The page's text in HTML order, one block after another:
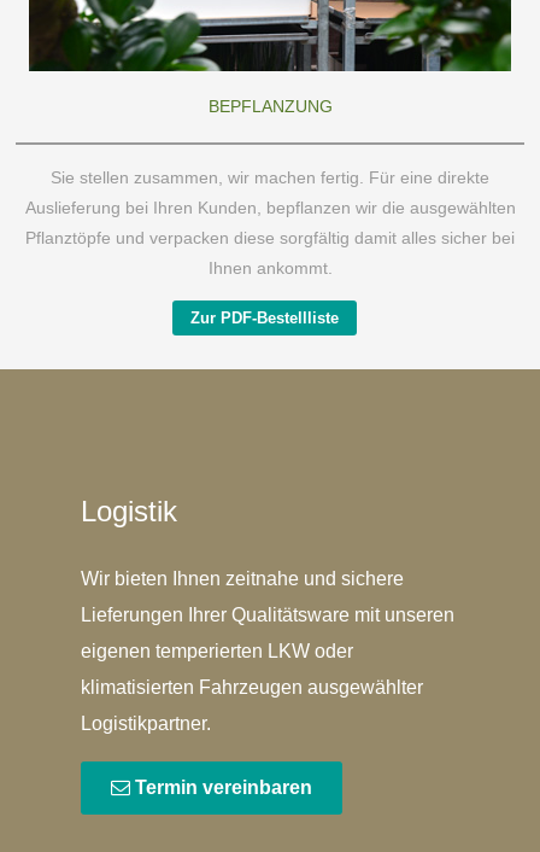
BEPFLANZUNG
Sie stellen zusammen, wir machen fertig. Für eine direkte
Auslieferung bei Ihren Kunden, bepflanzen wir die ausgewählten
Pflanztöpfe und verpacken diese sorgfältig damit alles sicher bei
Ihnen ankommt.
Zur PDF-Bestellliste
Logistik
Wir bieten Ihnen zeitnahe und sichere
Lieferungen Ihrer Qualitätsware mit unseren
eigenen temperierten LKW oder
klimatisierten Fahrzeugen ausgewählter
Logistikpartner.
Termin vereinbaren